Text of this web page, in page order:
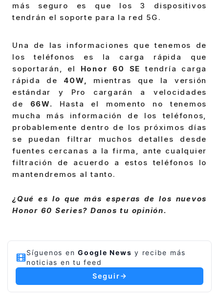
más seguro es que los 3 dispositivos
tendrán el soporte para la red 5G.
Una de las informaciones que tenemos de
los teléfonos es la carga rápida que
soportarán, el Honor 60 SEtendría carga
rápida de 40W, mientras que la versión
estándar y Pro cargarán a velocidades
de 66W. Hasta el momento no tenemos
mucha más información de los teléfonos,
probablemente dentro de los próximos días
se puedan filtrar muchos detalles desde
fuentes cercanas a la firma, ante cualquier
filtración de acuerdo a estos teléfonos lo
mantendremos al tanto.
¿Qué es lo que más esperas de los nuevos
Honor 60 Series? Danos tu opinión.
Síguenos en Google News y recibe más
noticias en tu feed
Seguir